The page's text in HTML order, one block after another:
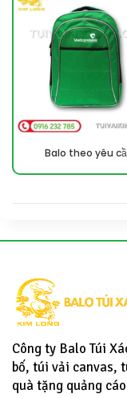
Balo theo yêu
Công ty Balo Túi
bố, túi vải canvas,
quà tặng quảng